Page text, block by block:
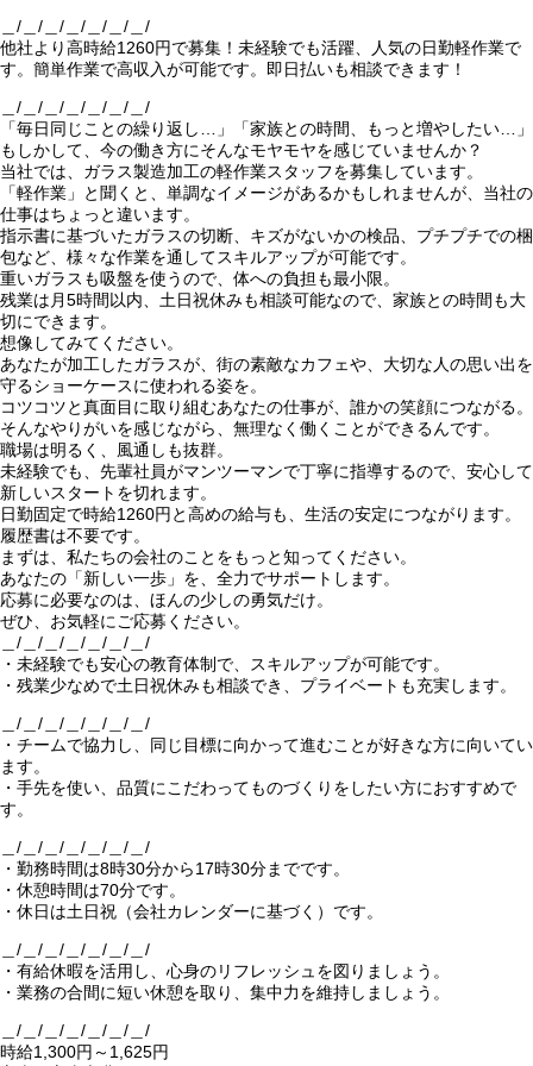
＿/＿/＿/＿/＿/＿/＿/
他社より高時給1260円で募集！未経験でも活躍、人気の日勤軽作業で
す。簡単作業で高収入が可能です。即日払いも相談できます！
＿/＿/＿/＿/＿/＿/＿/
「毎日同じことの繰り返し…」「家族との時間、もっと増やしたい…」
もしかして、今の働き方にそんなモヤモヤを感じていませんか？
当社では、ガラス製造加工の軽作業スタッフを募集しています。
「軽作業」と聞くと、単調なイメージがあるかもしれませんが、当社の
仕事はちょっと違います。
指示書に基づいたガラスの切断、キズがないかの検品、プチプチでの梱
包など、様々な作業を通してスキルアップが可能です。
重いガラスも吸盤を使うので、体への負担も最小限。
残業は月5時間以内、土日祝休みも相談可能なので、家族との時間も大
切にできます。
想像してみてください。
あなたが加工したガラスが、街の素敵なカフェや、大切な人の思い出を
守るショーケースに使われる姿を。
コツコツと真面目に取り組むあなたの仕事が、誰かの笑顔につながる。
そんなやりがいを感じながら、無理なく働くことができるんです。
職場は明るく、風通しも抜群。
未経験でも、先輩社員がマンツーマンで丁寧に指導するので、安心して
新しいスタートを切れます。
日勤固定で時給1260円と高めの給与も、生活の安定につながります。
履歴書は不要です。
まずは、私たちの会社のことをもっと知ってください。
あなたの「新しい一歩」を、全力でサポートします。
応募に必要なのは、ほんの少しの勇気だけ。
ぜひ、お気軽にご応募ください。
＿/＿/＿/＿/＿/＿/＿/
・未経験でも安心の教育体制で、スキルアップが可能です。
・残業少なめで土日祝休みも相談でき、プライベートも充実します。
＿/＿/＿/＿/＿/＿/＿/
・チームで協力し、同じ目標に向かって進むことが好きな方に向いてい
ます。
・手先を使い、品質にこだわってものづくりをしたい方におすすめで
す。
＿/＿/＿/＿/＿/＿/＿/
・勤務時間は8時30分から17時30分までです。
・休憩時間は70分です。
・休日は土日祝（会社カレンダーに基づく）です。
＿/＿/＿/＿/＿/＿/＿/
・有給休暇を活用し、心身のリフレッシュを図りましょう。
・業務の合間に短い休憩を取り、集中力を維持しましょう。
＿/＿/＿/＿/＿/＿/＿/
時給1,300円～1,625円